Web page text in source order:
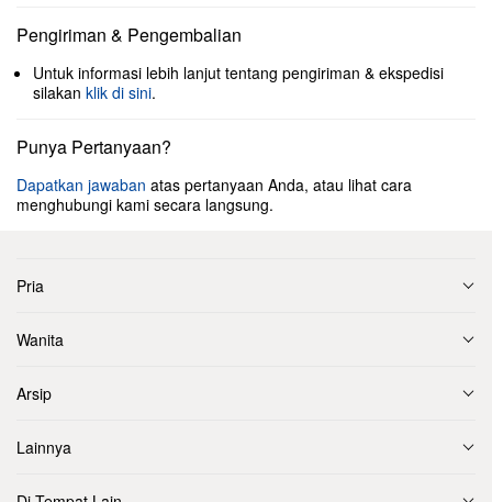
Pengiriman & Pengembalian
Untuk informasi lebih lanjut tentang pengiriman & ekspedisi
silakan klik di sini.
Punya Pertanyaan?
Dapatkan jawaban atas pertanyaan Anda, atau lihat cara
menghubungi kami secara langsung.
Pria
Wanita
Arsip
Lainnya